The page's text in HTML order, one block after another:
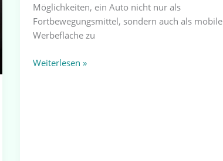
Möglichkeiten, ein Auto nicht nur als
Fortbewegungsmittel, sondern auch als mobile
Werbefläche zu
Weiterlesen »